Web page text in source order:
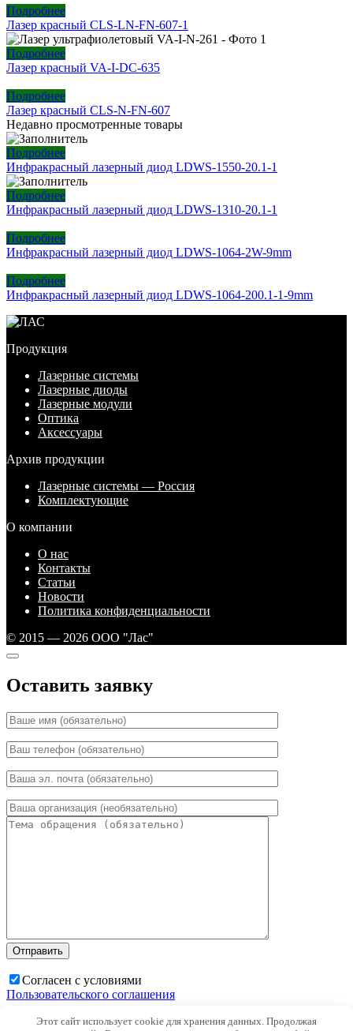
Подробнее
Лазер красный CLS-LN-FN-607-1
Подробнее
Лазер красный VA-I-DC-635
Подробнее
Лазер красный CLS-N-FN-607
Недавно просмотренные товары
Подробнее
Инфракрасный лазерный диод LDWS-1550-20.1-1
Подробнее
Инфракрасный лазерный диод LDWS-1310-20.1-1
Подробнее
Инфракрасный лазерный диод LDWS-1064-2W-9mm
Подробнее
Инфракрасный лазерный диод LDWS-1064-200.1-1-9mm
Продукция
Лазерные системы
Лазерные диоды
Лазерные модули
Оптика
Аксессуары
Архив продукции
Лазерные системы — Россия
Комплектующие
О компании
О нас
Контакты
Статьи
Новости
Политика конфиденциальности
© 2015 — 2026 ООО "Лас"
Оставить заявку
Согласен с условиями
Пользовательского соглашения
Этот сайт использует cookie для хранения данных. Продолжая